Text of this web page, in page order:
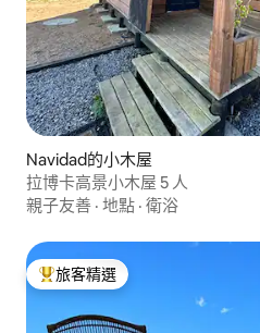
Navidad的小木屋
拉博卡高景小木屋 5 人
親子友善 · 地點 · 衛浴
旅客精選榜首
旅客精選